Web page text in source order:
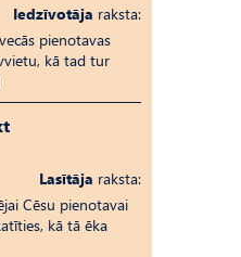
Iedzīvotāja raksta:
pienotavas
kā tad tur
Lasītāja raksta:
Cēsu pienotavai
kā tā ēka